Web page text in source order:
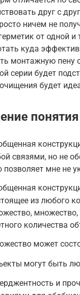
друг с
ничем не
от одной
куда
монтажную пену
серии будет
очищения будет
понятия
связями, но не
позволяет мне не
из любого
множество,
количества
может
могут быть
и